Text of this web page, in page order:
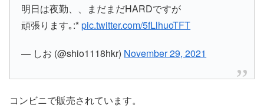
明日は夜勤、、まだまだHARDですが
頑張ります｡:*pic.twitter.com/5fLlhuoTFT
— しお (@shio1118hkr) November 29, 2021
コンビニで販売されています。